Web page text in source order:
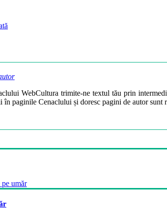
WebCultura trimite-ne textul tău prin
paginile Cenaclului și doresc pagini de autor sunt